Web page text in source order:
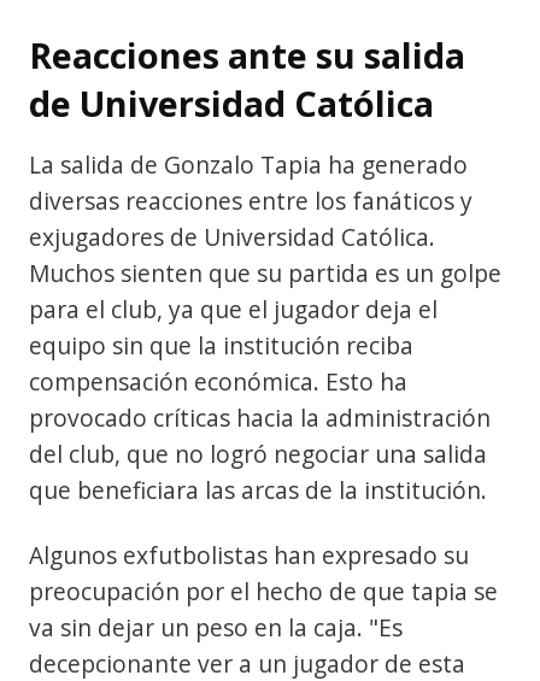
Reacciones ante su salida
de Universidad Católica
La salida de Gonzalo Tapia ha generado
diversas reacciones entre los fanáticos y
exjugadores de Universidad Católica.
Muchos sienten que su partida es un golpe
para el club, ya que el jugador deja el
equipo sin que la institución reciba
compensación económica. Esto ha
provocado críticas hacia la administración
del club, que no logró negociar una salida
que beneficiara las arcas de la institución.
Algunos exfutbolistas han expresado su
preocupación por el hecho de que tapia se
va sin dejar un peso en la caja. "Es
decepcionante ver a un jugador de esta